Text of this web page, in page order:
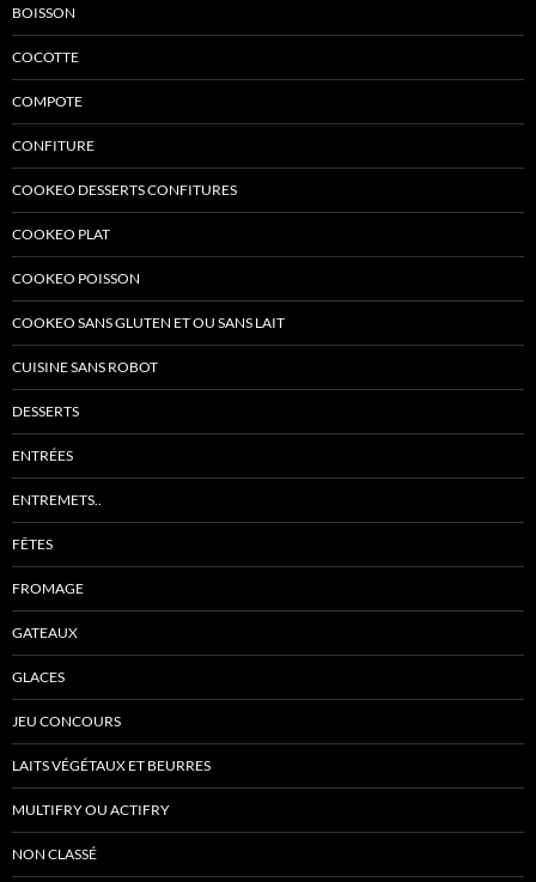
BOISSON
COCOTTE
COMPOTE
CONFITURE
COOKEO DESSERTS CONFITURES
COOKEO PLAT
COOKEO POISSON
COOKEO SANS GLUTEN ET OU SANS LAIT
CUISINE SANS ROBOT
DESSERTS
ENTRÉES
ENTREMETS..
FÊTES
FROMAGE
GATEAUX
GLACES
JEU CONCOURS
LAITS VÉGÉTAUX ET BEURRES
MULTIFRY OU ACTIFRY
NON CLASSÉ